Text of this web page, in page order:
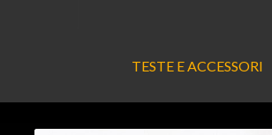
TESTE E ACCESSORI